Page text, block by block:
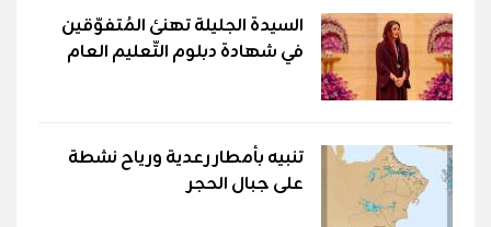
السيدة الجليلة تهنئ المُتفوّقين
في شهادة دبلوم التّعليم العام
تنبيه بأمطار رعدية ورياح نشطة
على جبال الحجر